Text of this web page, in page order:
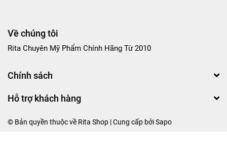
Về chúng tôi
Rita Chuyên Mỹ Phẩm Chính Hãng Từ 2010
Chính sách
Hỗ trợ khách hàng
© Bản quyền thuộc về Rita Shop | Cung cấp bởiSapo